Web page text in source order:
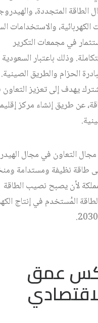
الطاقة المتجددة،
والاستخدامات
في مجمعات التكرير
وذلك باعتبار
الحزام والطريق
يهدف إلى تعزيز
عن طريق إنشاء مركز
التعاون في مجال
طاقة نظيفة ومستدامة
لأن يصبح نصيب الطاقة
المُستخدم في إنتاج
عمق